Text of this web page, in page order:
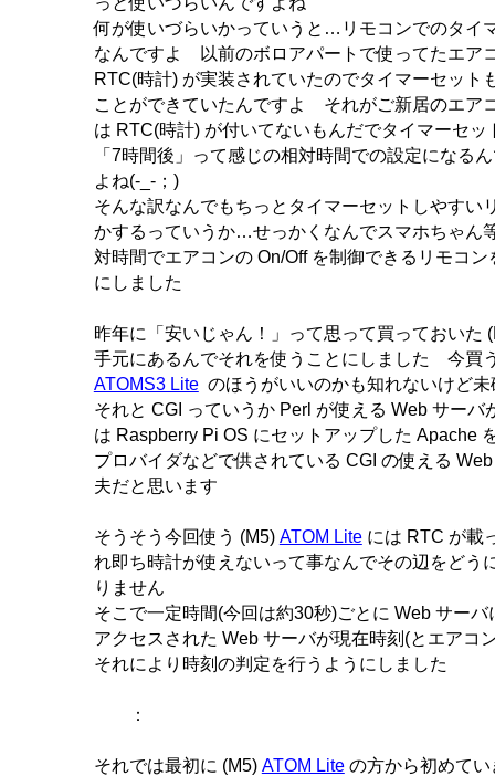
何が使いづらいかっていうと…リモコンでのタイ
なんですよ 以前のボロアパートで使ってたエア
RTC(時計) が実装されていたのでタイマーセット
ことができていたんですよ それがご新居のエア
は RTC(時計) が付いてないもんだでタイマーセッ
「7時間後」って感じの相対時間での設定になる
よね(-_-；)
そんな訳なんでもちっとタイマーセットしやすい
かするっていうか…せっかくなんでスマホちゃん
対時間でエアコンの On/Off を制御できるリモコ
にしました
昨年に「安いじゃん！」って思って買っておいた
手元にあるんでそれを使うことにしました 今買
ATOMS3 Liteのほうがいいのかも知れないけど未
それと CGI っていうか Perl が使える Web サー
は Raspberry Pi OS にセットアップした Apache
プロバイダなどで供されている CGI の使える
夫だと思います
そうそう今回使う (M5) ATOM Liteには RTC が載
れ即ち時計が使えないって事なんでその辺をどう
りません
そこで一定時間(今回は約30秒)ごとに Web サー
アクセスされた Web サーバが現在時刻(とエアコ
それにより時刻の判定を行うようにしました
：
それでは最初に (M5) ATOM Liteの方から初めて